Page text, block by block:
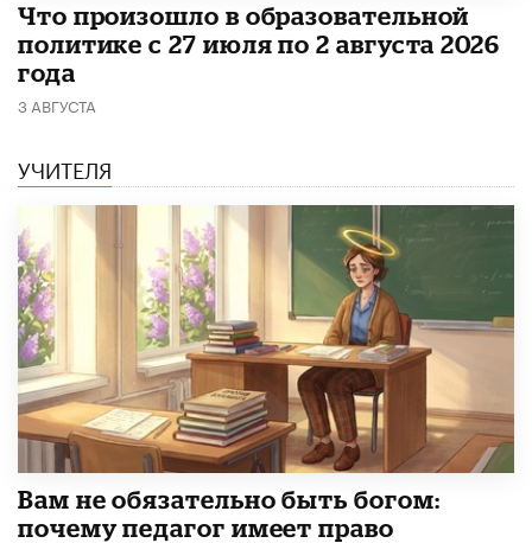
​Что произошло в образовательной
политике с 27 июля по 2 августа 2026
года
3 АВГУСТА
УЧИТЕЛЯ
​Вам не обязательно быть богом:
почему педагог имеет право